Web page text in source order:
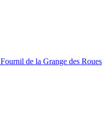
Fournil de la Grange des Roues